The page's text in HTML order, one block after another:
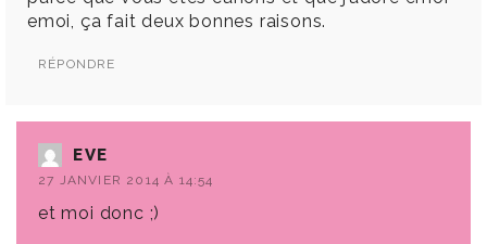
emoi, ça fait deux bonnes raisons.
RÉPONDRE
EVE
27 JANVIER 2014 À 14:54
et moi donc ;)